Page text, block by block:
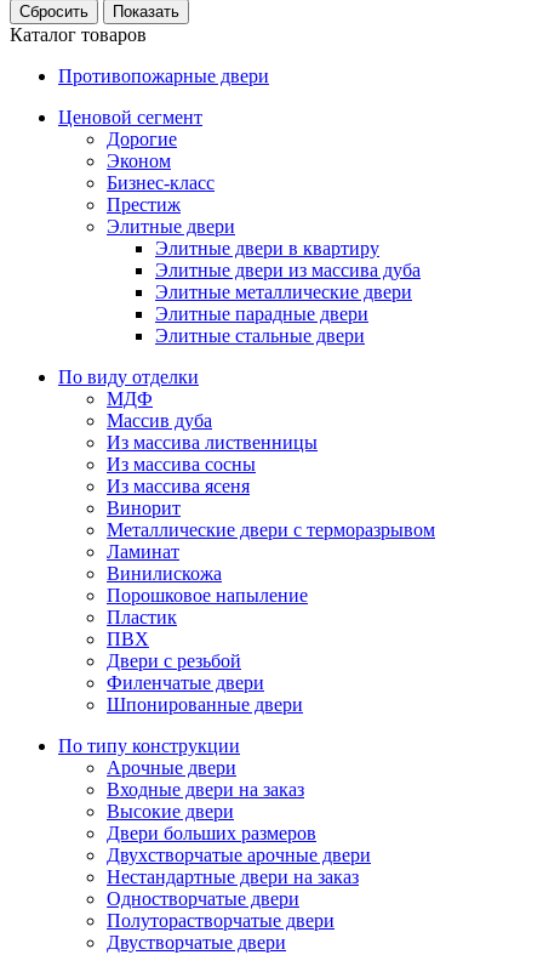
Каталог товаров
Противопожарные двери
Ценовой сегмент
Дорогие
Эконом
Бизнес-класс
Престиж
Элитные двери
Элитные двери в квартиру
Элитные двери из массива дуба
Элитные металлические двери
Элитные парадные двери
Элитные стальные двери
По виду отделки
МДФ
Массив дуба
Из массива лиственницы
Из массива сосны
Из массива ясеня
Винорит
Металлические двери с терморазрывом
Ламинат
Винилискожа
Порошковое напыление
Пластик
ПВХ
Двери с резьбой
Филенчатые двери
Шпонированные двери
По типу конструкции
Арочные двери
Входные двери на заказ
Высокие двери
Двери больших размеров
Двухстворчатые арочные двери
Нестандартные двери на заказ
Одностворчатые двери
Полуторастворчатые двери
Двустворчатые двери